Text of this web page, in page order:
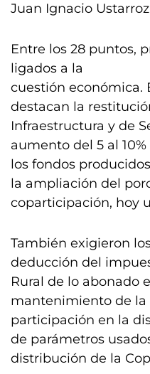
Juan Ignacio
Entre los 28 puntos,
ligados a la
cuestión económica.
destacan la
Infraestructura y de
aumento del 5 al
los fondos
la ampliación del
coparticipación, hoy
También exigieron
deducción del
Rural de lo abonado
mantenimiento de la
participación en la
de parámetros
distribución de la